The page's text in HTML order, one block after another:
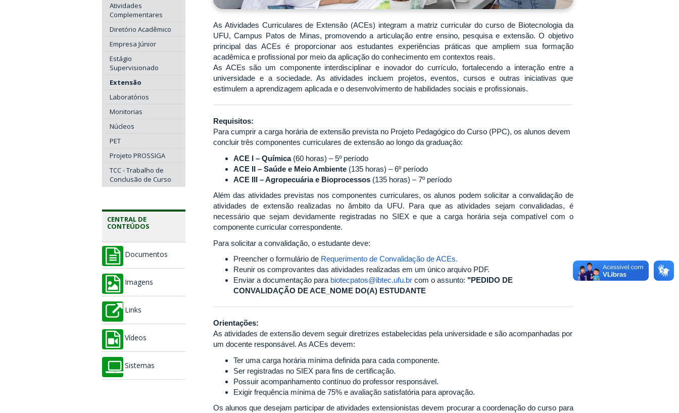
Atividades
Complementares
Diretório Acadêmico
Empresa Júnior
Estágio
Supervisionado
Extensão
Laboratórios
Monitorias
Núcleos
PET
Projeto PROSSIGA
TCC - Trabalho de
Conclusão de Curso
CENTRAL DE
CONTEÚDOS
Documentos
Imagens
Links
Vídeos
Sistemas
As Atividades Curriculares de Extensão (ACEs) integram a matriz curricular do curso de Biotecnologia da
UFU, Campus Patos de Minas, promovendo a articulação entre ensino, pesquisa e extensão. O objetivo
principal das ACEs é proporcionar aos estudantes experiências práticas que ampliem sua formação
acadêmica e profissional por meio da aplicação do conhecimento em contextos reais.
As ACEs são um componente interdisciplinar e inovador do currículo, fortalecendo a interação entre a
universidade e a sociedade. As atividades incluem projetos, eventos, cursos e outras iniciativas que
estimulem a aprendizagem aplicada e o desenvolvimento de habilidades sociais e profissionais.
Requisitos:
Para cumprir a carga horária de extensão prevista no Projeto Pedagógico do Curso (PPC), os alunos devem
concluir três componentes curriculares de extensão ao longo da graduação:
ACE I – Química(60 horas) – 5º período
ACE II – Saúde e Meio Ambiente (135 horas) – 6º período
ACE III – Agropecuária e Bioprocessos (135 horas) – 7º período
Além das atividades previstas nos componentes curriculares, os alunos podem solicitar a convalidação de
atividades de extensão realizadas no âmbito da UFU. Para que as atividades sejam convalidadas, é
necessário que sejam devidamente registradas no SIEX e que a carga horária seja compatível com o
componente curricular correspondente.
Para solicitar a convalidação, o estudante deve:
Preencher o formulário de Requerimento de Convalidação de ACEs.
Reunir os comprovantes das atividades realizadas em um único arquivo PDF.
Enviar a documentação para biotecpatos@ibtec.ufu.br com o assunto: "PEDIDO DE
CONVALIDAÇÃO DE ACE_NOME DO(A) ESTUDANTE
Orientações:
As atividades de extensão devem seguir diretrizes estabelecidas pela universidade e são acompanhadas por
um docente responsável. As ACEs devem:
Ter uma carga horária mínima definida para cada componente.
Ser registradas no SIEX para fins de certificação.
Possuir acompanhamento contínuo do professor responsável.
Exigir frequência mínima de 75% e avaliação satisfatória para aprovação.
Os alunos que desejam participar de atividades extensionistas devem procurar a coordenação do curso para